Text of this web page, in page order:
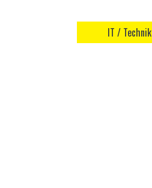
IT / Technik